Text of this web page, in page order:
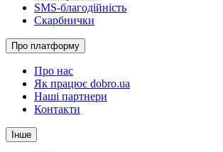
SMS-благодійність
Скарбнички
Про платформу
Про нас
Як працює dobro.ua
Наші партнери
Контакти
Інше